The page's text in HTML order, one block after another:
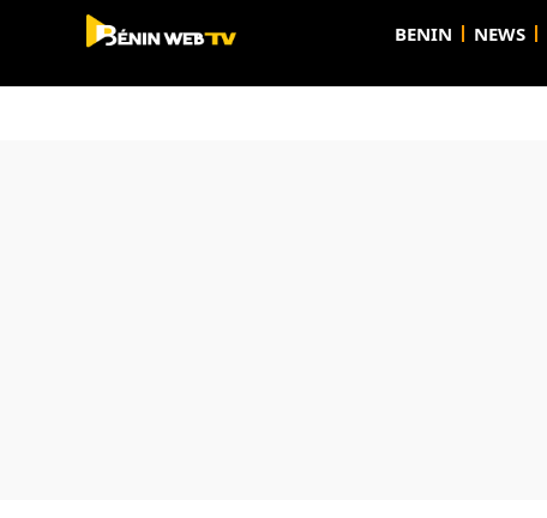
BENIN NEWS